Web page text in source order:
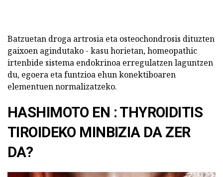
Batzuetan droga artrosia eta osteochondrosis dituzten
gaixoen agindutako - kasu horietan, homeopathic
irtenbide sistema endokrinoa erregulatzen laguntzen
du, egoera eta funtzioa ehun konektiboaren
elementuen normalizatzeko.
HASHIMOTO EN : THYROIDITIS
TIROIDEKO MINBIZIA DA ZER
DA?